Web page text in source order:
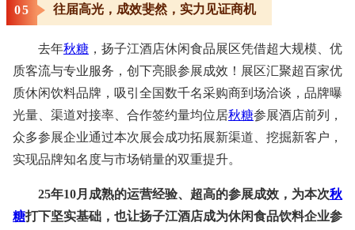
05 往届高光，成效斐然，实力见证商机
去年秋糖 ，扬子江酒店休闲食品展区凭借超大规模、优
质客流与专业服务，创下亮眼参展成效！展区汇聚超百家优
质休闲饮料品牌，吸引全国数千名采购商到场洽谈，品牌曝
光量、渠道对接率、合作签约量均位居秋糖参展酒店前列，
众多参展企业通过本次展会成功拓展新渠道、挖掘新客户，
实现品牌知名度与市场销量的双重提升。
25年10月成熟的运营经验、超高的参展成效，为本次秋
糖打下坚实基础，也让扬子江酒店成为休闲食品饮料企业参